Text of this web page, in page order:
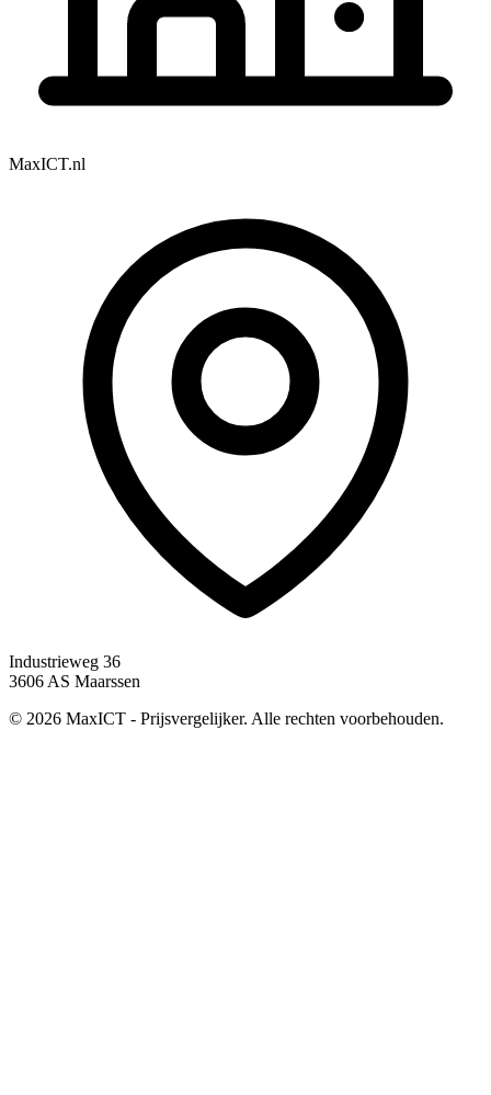
MaxICT.nl
Industrieweg 36
3606 AS Maarssen
© 2026 MaxICT - Prijsvergelijker. Alle rechten voorbehouden.